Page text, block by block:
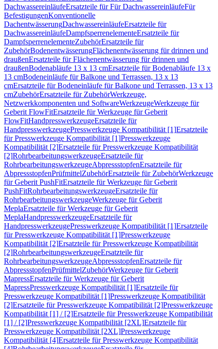
DachwassereinläufeErsatzteile für Für DachwassereinläufeFür
BefestigungenKonventionelle
DachentwässerungDachwassereinläufeErsatzteile für
DachwassereinläufeDampfsperrenelementeErsatzteile für
DampfsperrenelementeZubehörErsatzteile für
ZubehörBodenentwässerungFlächenentwässerung für drinnen und
draußenErsatzteile für Flächenentwässerung für drinnen und
draußenBodenabläufe 13 x 13 cmErsatzteile für Bodenabläufe 13 x
13 cmBodeneinläufe für Balkone und Terrassen, 13 x 13
cmErsatzteile für Bodeneinläufe für Balkone und Terrassen, 13 x 13
cmZubehörErsatzteile für ZubehörWerkzeuge,
Netzwerkkomponenten und SoftwareWerkzeugeWerkzeuge für
Geberit FlowFitErsatzteile für Werkzeuge für Geberit
FlowFitHandpresswerkzeugeErsatzteile für
HandpresswerkzeugePresswerkzeuge Kompatibilität [1]Ersatzteile
für Presswerkzeuge Kompatibilität [1]Presswerkzeuge
Kompatibilität [2]Ersatzteile für Presswerkzeuge Kompatibilität
[2]RohrbearbeitungswerkzeugeErsatzteile für
RohrbearbeitungswerkzeugeAbpressstopfenErsatzteile für
AbpressstopfenPrüfmittelZubehörErsatzteile für ZubehörWerkzeuge
für Geberit PushFitErsatzteile für Werkzeuge für Geberit
PushFitRohrbearbeitungswerkzeugeErsatzteile für
RohrbearbeitungswerkzeugeWerkzeuge für Geberit
MeplaErsatzteile für Werkzeuge für Geberit
MeplaHandpresswerkzeugeErsatzteile für
HandpresswerkzeugePresswerkzeuge Kompatibilität [1]Ersatzteile
für Presswerkzeuge Kompatibilität [1]Presswerkzeuge
Kompatibilität [2]Ersatzteile für Presswerkzeuge Kompatibilität
[2]RohrbearbeitungswerkzeugeErsatzteile für
RohrbearbeitungswerkzeugeAbpressstopfenErsatzteile für
AbpressstopfenPrüfmittelZubehörWerkzeuge für Geberit
MapressErsatzteile für Werkzeuge für Geberit
MapressPresswerkzeuge Kompatibilität [1]Ersatzteile für
Presswerkzeuge Kompatibilität [1]Presswerkzeuge Kompatibilität
[2]Ersatzteile für Presswerkzeuge Kompatibilität [2]Presswerkzeuge
Kompatibilität [1] / [2]Ersatzteile für Presswerkzeuge Kompatibilität
[1] / [2]Presswerkzeuge Kompatibilität [2XL]Ersatzteile für
Presswerkzeuge Kompatibilität [2XL]Presswerkzeuge
Kompatibilität [4]Ersatzteile für Presswerkzeuge Kompatibilität